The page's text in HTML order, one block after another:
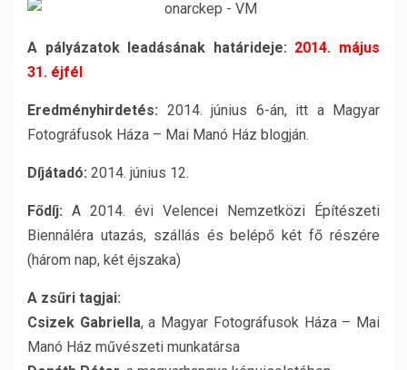
A pályázatok leadásának határideje: 2014. május
31. éjfél
Eredményhirdetés: 2014. június 6-án, itt a Magyar
Fotográfusok Háza – Mai Manó Ház blogján.
Díjátadó: 2014. június 12.
Fődíj: A 2014. évi Velencei Nemzetközi Építészeti
Biennáléra utazás, szállás és belépő két fő részére
(három nap, két éjszaka)
A zsűri tagjai:
Csizek Gabriella, a Magyar Fotográfusok Háza – Mai
Manó Ház művészeti munkatársa